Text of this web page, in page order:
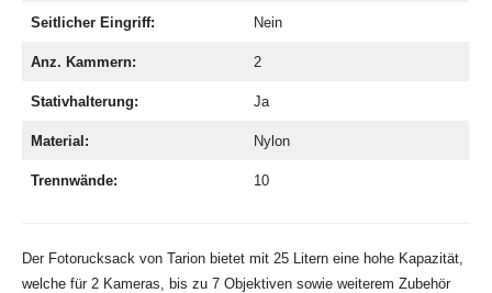
Seitlicher Eingriff: Nein
Anz. Kammern: 2
Stativhalterung: Ja
Material: Nylon
Trennwände: 10
Der Fotorucksack von Tarion bietet mit 25 Litern eine hohe Kapazität,
welche für 2 Kameras, bis zu 7 Objektiven sowie weiterem Zubehör